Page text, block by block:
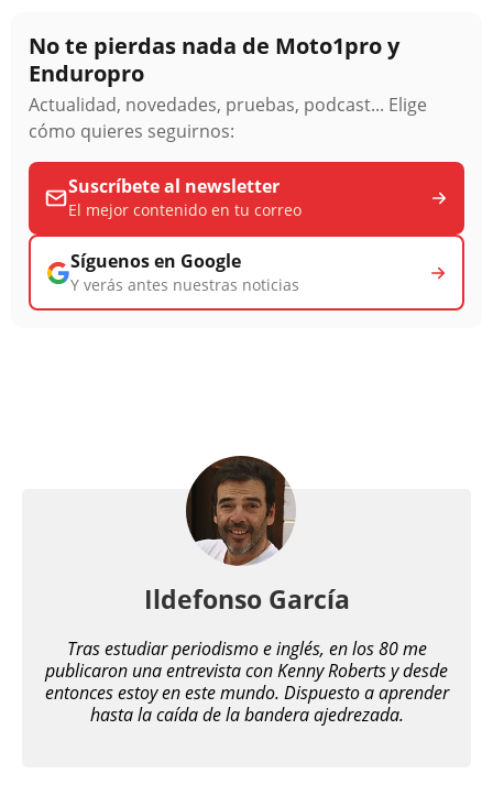
No te pierdas nada de Moto1pro y
Enduropro
Actualidad, novedades, pruebas, podcast... Elige
cómo quieres seguirnos:
Suscríbete al newsletter
El mejor contenido en tu correo
Síguenos en Google
Y verás antes nuestras noticias
Ildefonso García
Tras estudiar periodismo e inglés, en los 80 me
publicaron una entrevista con Kenny Roberts y desde
entonces estoy en este mundo. Dispuesto a aprender
hasta la caída de la bandera ajedrezada.